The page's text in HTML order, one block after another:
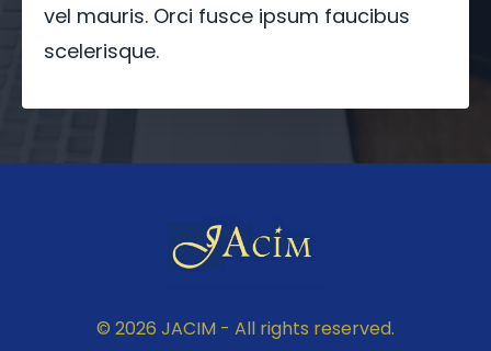
vel mauris. Orci fusce ipsum faucibus
scelerisque.
© 2026 JACIM - All rights reserved.